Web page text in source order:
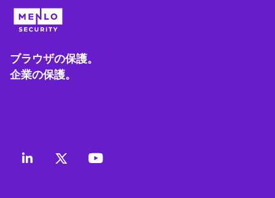
ブラウザの保護。
企業の保護。